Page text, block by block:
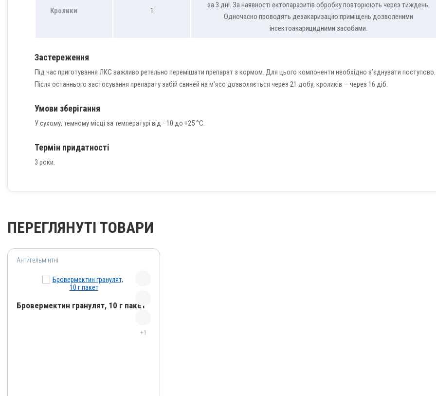
Кролики 1
за 3 дні. За наявності ектопаразитів обробку повторюють через тиждень.
Одночасно проводять дезакаризацію приміщень дозволеними
інсектоакарицидними засобами.
Застереження
Під час приготування ЛКС важливо ретельно перемішати препарат з кормом. Для цього компоненти необхідно з’єднувати поступово.
Після останнього застосування препарату забій свиней на м’ясо дозволяється через 21 добу, кроликів — через 16 діб.
Умови зберігання
У сухому, темному місці за температурі від –10 до +25 °С.
Термін придатності
3 роки.
ПЕРЕГЛЯНУТІ ТОВАРИ
Антигельмінтні
Бровермектин гранулят, 10 г пакет
+1